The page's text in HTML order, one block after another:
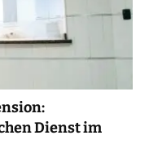
Dienst im